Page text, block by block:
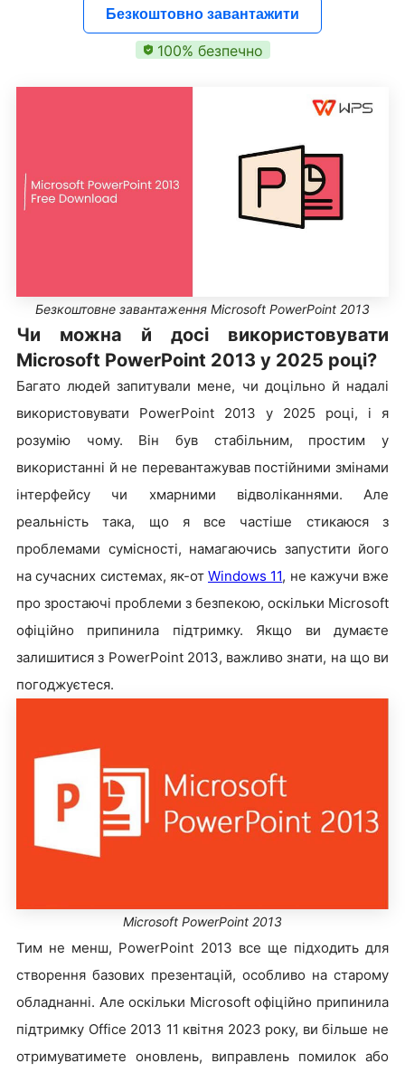
Безкоштовно завантажити
100% безпечно
Безкоштовне завантаження Microsoft PowerPoint 2013
Чи можна й досі використовувати
Microsoft PowerPoint 2013 у 2025 році?
Багато людей запитували мене, чи доцільно й надалі
використовувати PowerPoint 2013 у 2025 році, і я
розумію чому. Він був стабільним, простим у
використанні й не перевантажував постійними змінами
інтерфейсу чи хмарними відволіканнями. Але
реальність така, що я все частіше стикаюся з
проблемами сумісності, намагаючись запустити його
на сучасних системах, як-от Windows 11, не кажучи вже
про зростаючі проблеми з безпекою, оскільки Microsoft
офіційно припинила підтримку. Якщо ви думаєте
залишитися з PowerPoint 2013, важливо знати, на що ви
погоджуєтеся.
Microsoft PowerPoint 2013
Тим не менш, PowerPoint 2013 все ще підходить для
створення базових презентацій, особливо на старому
обладнанні. Але оскільки Microsoft офіційно припинила
підтримку Office 2013 11 квітня 2023 року, ви більше не
отримуватимете оновлень, виправлень помилок або